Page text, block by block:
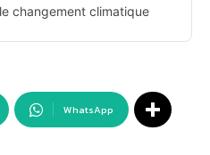
changement climatique
WhatsApp